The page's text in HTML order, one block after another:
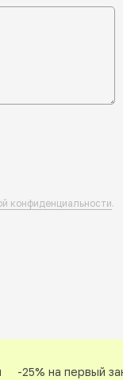
конфиденциальности.
-25% на первый